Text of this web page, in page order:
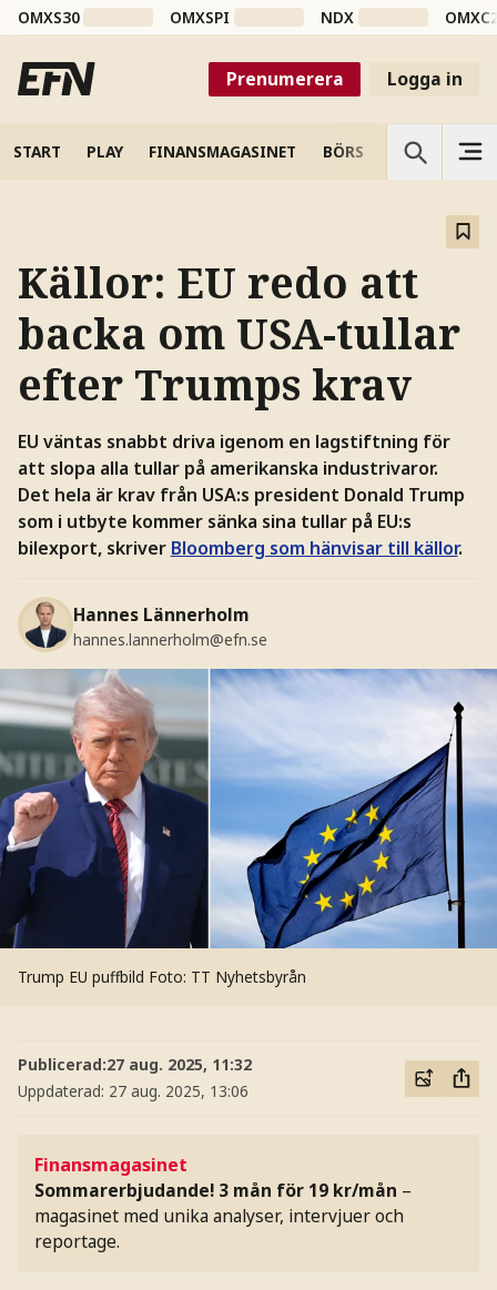
OMXS30 OMXSPI NDX
Prenumerera Logga in
START PLAY FINANSMAGASINET BÖRS VETENSKAP
Källor: EU redo att
backa om USA-tullar
efter Trumps krav
EU väntas snabbt driva igenom en lagstiftning för
att slopa alla tullar på amerikanska industrivaror.
Det hela är krav från USA:s president Donald Trump
som i utbyte kommer sänka sina tullar på EU:s
bilexport, skriver Bloomberg som hänvisar till källor.
Hannes Lännerholm
hannes.lannerholm@efn.se
Trump EU puffbild Foto: TT Nyhetsbyrån
Publicerad:27 aug. 2025, 11:32
Uppdaterad: 27 aug. 2025, 13:06
Finansmagasinet
Sommarerbjudande! 3 mån för 19 kr/mån –
magasinet med unika analyser, intervjuer och
reportage.